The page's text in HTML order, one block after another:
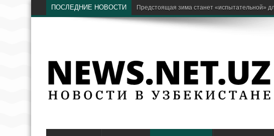
ПОСЛЕДНИЕ НОВОСТИ Бывший хоким Намангана Анваржон Отаход